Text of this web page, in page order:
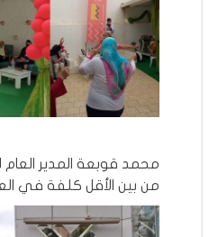
من بين الأقل كلفة في